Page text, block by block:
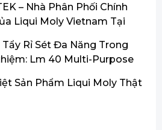
– Nhà Phân Phối Chính
Liqui Moly Vietnam Tại
Tẩy Rỉ Sét Đa Năng Trong
Lm 40 Multi-Purpose
Về Tỷ Lệ Hiệu Năng/Giá
Sản Phẩm Liqui Moly Thật